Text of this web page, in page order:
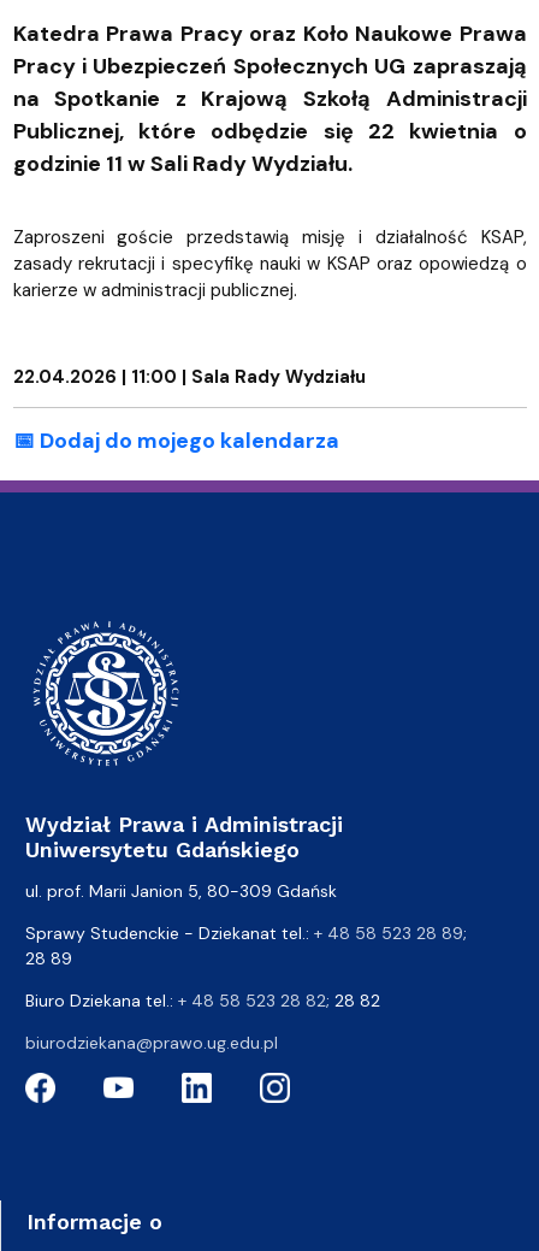
Katedra Prawa Pracy oraz Koło Naukowe Prawa
Pracy i Ubezpieczeń Społecznych UG zapraszają
na Spotkanie z Krajową Szkołą Administracji
Publicznej, które odbędzie się 22 kwietnia o
godzinie 11 w Sali Rady Wydziału.
Zaproszeni goście przedstawią misję i działalność KSAP,
zasady rekrutacji i specyfikę nauki w KSAP oraz opowiedzą o
karierze w administracji publicznej.
22.04.2026 | 11:00 | Sala Rady Wydziału
📅 Dodaj do mojego kalendarza
Wydział Prawa i Administracji
Uniwersytetu Gdańskiego
ul. prof. Marii Janion 5, 80-309 Gdańsk
Sprawy Studenckie - Dziekanat tel.: + 48 58 523 28 89;
28 89
Biuro Dziekana tel.: + 48 58 523 28 82; 28 82
biurodziekana@prawo.ug.edu.pl
Informacje o